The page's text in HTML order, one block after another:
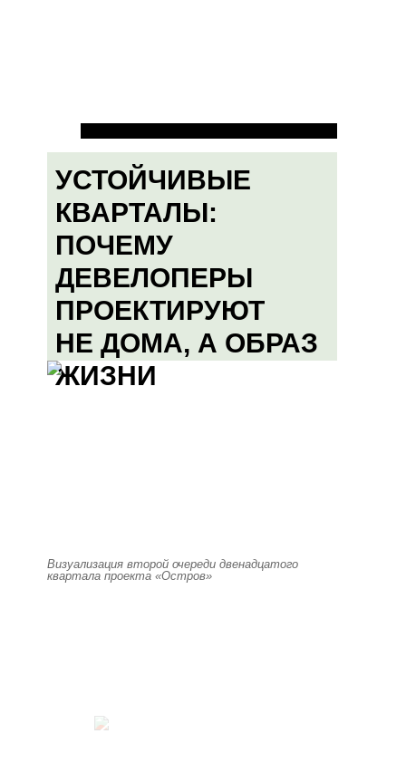
УСТОЙЧИВЫЕ
КВАРТАЛЫ:
ПОЧЕМУ
ДЕВЕЛОПЕРЫ
ПРОЕКТИРУЮТ
НЕ ДОМА, А ОБРАЗ
ЖИЗНИ
Визуализация второй очереди двенадцатого
квартала проекта «Остров»